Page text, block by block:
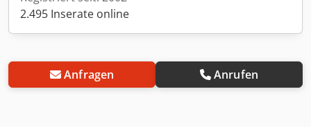
2.495 Inserate online
Anfragen Anrufen